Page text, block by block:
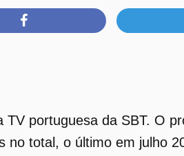
portuguesa da SBT. O
no total, o último em julho